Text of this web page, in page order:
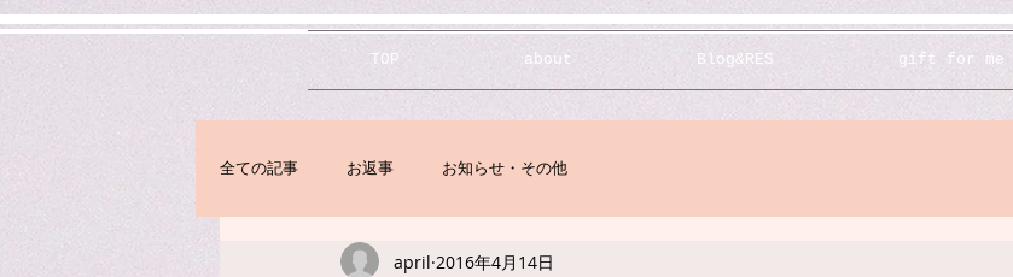
TOP about Blog&RES gift for me
全ての記事 お返事 お知らせ・その他
april 2016年4月14日